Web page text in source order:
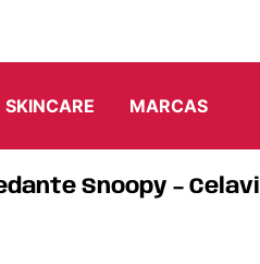
SKINCARE MARCAS
Snoopy – Celavi